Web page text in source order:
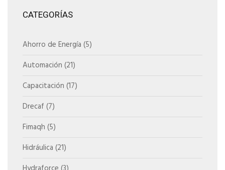
CATEGORÍAS
Ahorro de Energía (5)
Automación (21)
Capacitación (17)
Drecaf (7)
Fimaqh (5)
Hidráulica (21)